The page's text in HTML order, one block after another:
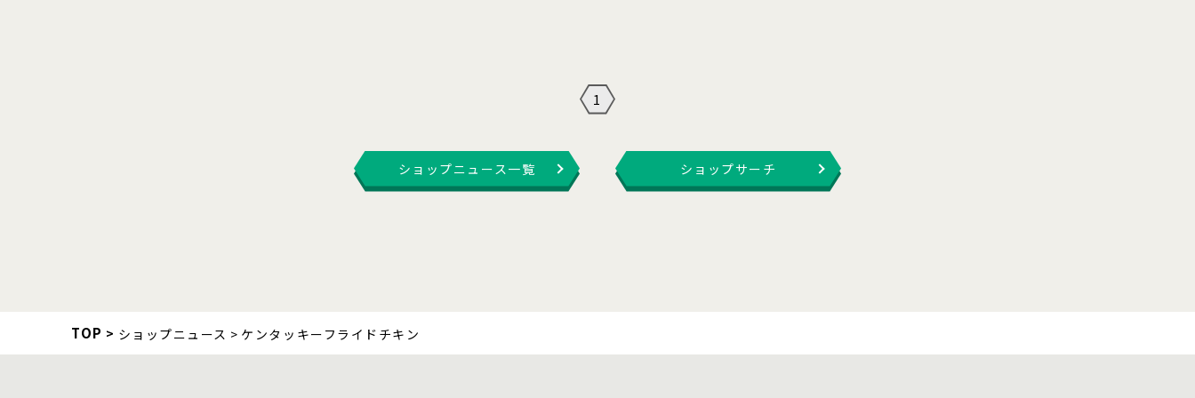
1
ショップニュース一覧 ショップサーチ
TOP ショップニュース ケンタッキーフライドチキン